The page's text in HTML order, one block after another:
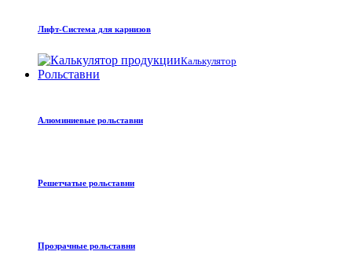
Лифт-Система для карнизов
Калькулятор
Рольставни
Алюминиевые рольставни
Решетчатые рольставни
Прозрачные рольставни